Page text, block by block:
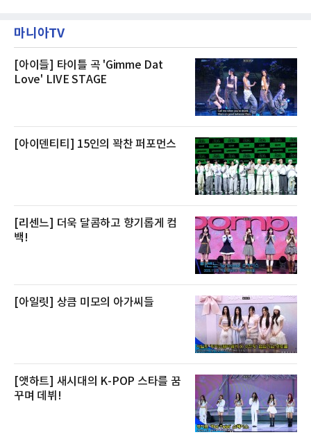
스 센터 사우나 2인 이용 혜택이 포함된다.특히
클럽 앰배서더 라운지
우 등이 포함됐다. 쿠팡은 올해 큰 크기의 전복
생산량이 늘어난 점을 반영해 주요 산지 상품을
전복은 산지에서 채취한 뒤 전국으로 직송되는
방식으로 운영된다. 신선도가 중요한 상품인 만
큼 이르면 다음 날 오전 배송이 가능하도록 물류
마니아TV
[아이들] 타이틀 곡 'Gimme Dat
Love' LIVE STAGE
[아이덴티티] 15인의 꽉찬 퍼포먼스
[리센느] 더욱 달콤하고 향기롭게 컴
백!
[아일릿] 상큼 미모의 아가씨들
[앳하트] 새시대의 K-POP 스타를 꿈
꾸며 데뷔!